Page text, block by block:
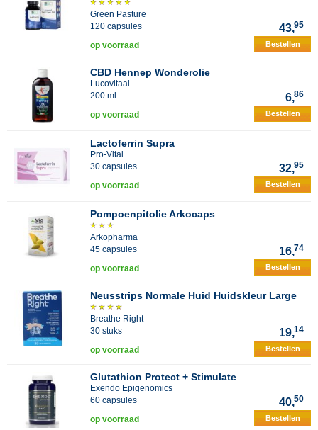
Green Pasture
120 capsules
43,95
op voorraad Bestellen
CBD Hennep Wonderolie
Lucovitaal
200 ml
6,86
op voorraad Bestellen
Lactoferrin Supra
Pro-Vital
30 capsules
32,95
op voorraad Bestellen
Pompoenpitolie Arkocaps
Arkopharma
45 capsules
16,74
op voorraad Bestellen
Neusstrips Normale Huid Huidskleur Large
Breathe Right
30 stuks
19,14
op voorraad Bestellen
Glutathion Protect + Stimulate
Exendo Epigenomics
60 capsules
40,50
op voorraad Bestellen